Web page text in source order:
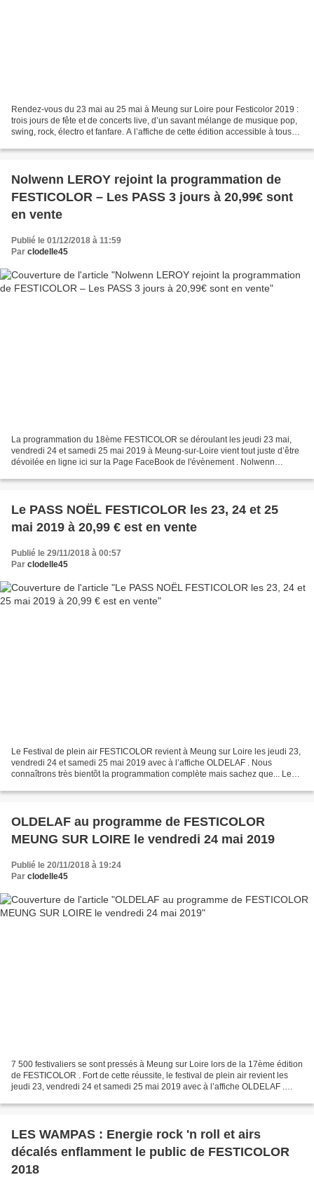
Rendez-vous du 23 mai au 25 mai à Meung sur Loire pour Festicolor 2019 :
trois jours de fête et de concerts live, d’un savant mélange de musique pop,
swing, rock, électro et fanfare. A l’affiche de cette édition accessible à tous
Nolwenn LEROY rejoint la programmation de
FESTICOLOR – Les PASS 3 jours à 20,99€ sont
en vente
Publié le 01/12/2018 à 11:59
Par clodelle45
La programmation du 18ème FESTICOLOR se déroulant les jeudi 23 mai,
vendredi 24 et samedi 25 mai 2019 à Meung-sur-Loire vient tout juste d’être
dévoilée en ligne ici sur la Page FaceBook de l'évènement . Nolwenn
Le PASS NOËL FESTICOLOR les 23, 24 et 25
mai 2019 à 20,99 € est en vente
Publié le 29/11/2018 à 00:57
Par clodelle45
Le Festival de plein air FESTICOLOR revient à Meung sur Loire les jeudi 23,
vendredi 24 et samedi 25 mai 2019 avec à l’affiche OLDELAF . Nous
connaîtrons très bientôt la programmation complète mais sachez que... Le
OLDELAF au programme de FESTICOLOR
MEUNG SUR LOIRE le vendredi 24 mai 2019
Publié le 20/11/2018 à 19:24
Par clodelle45
7 500 festivaliers se sont pressés à Meung sur Loire lors de la 17ème édition
de FESTICOLOR . Fort de cette réussite, le festival de plein air revient les
jeudi 23, vendredi 24 et samedi 25 mai 2019 avec à l’affiche OLDELAF .
LES WAMPAS : Energie rock 'n roll et airs
décalés enflamment le public de FESTICOLOR
2018